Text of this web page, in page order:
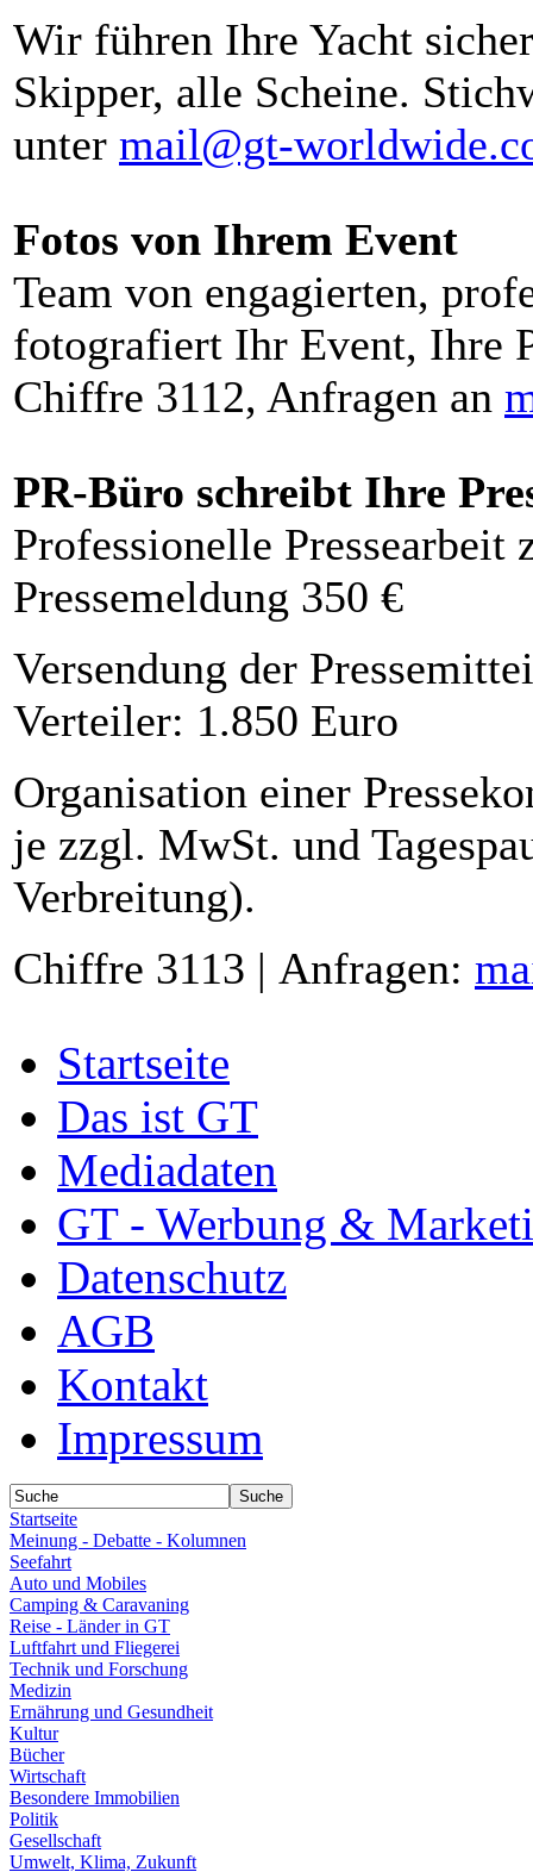
Wir führen Ihre Yacht
Skipper, alle Scheine.
unter mail@gt-
Fotos von Ihrem Event
Team von engagierten,
fotografiert Ihr Event, Ihre
Chiffre 3112, Anfragen an
PR-Büro schreibt Ihre
Professionelle Pressearbeit
Pressemeldung 350 €
Versendung der
Verteiler: 1.850 Euro
Organisation einer
je zzgl. MwSt. und
Verbreitung).
Chiffre 3113 | Anfragen:
Startseite
Das ist GT
Mediadaten
GT - Werbung &
Datenschutz
AGB
Kontakt
Impressum
Startseite
Meinung - Debatte - Kolumnen
Seefahrt
Auto und Mobiles
Camping & Caravaning
Reise - Länder in GT
Luftfahrt und Fliegerei
Technik und Forschung
Medizin
Ernährung und Gesundheit
Kultur
Bücher
Wirtschaft
Besondere Immobilien
Politik
Gesellschaft
Umwelt, Klima, Zukunft